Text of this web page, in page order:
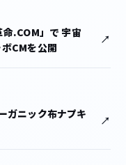
.COM」で 宇宙
CMを公開
ガニック布ナプキ